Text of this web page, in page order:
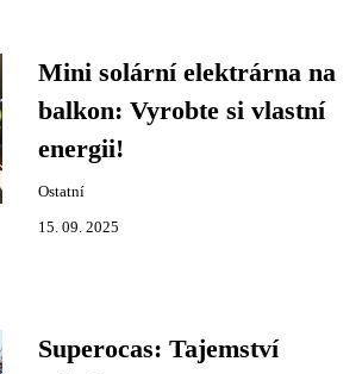
Mini solární elektrárna na
balkon: Vyrobte si vlastní
energii!
Ostatní
15. 09. 2025
Superocas: Tajemství